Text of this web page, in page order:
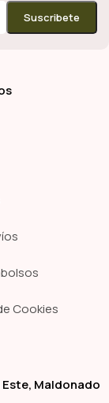
Cookies
Maldonado